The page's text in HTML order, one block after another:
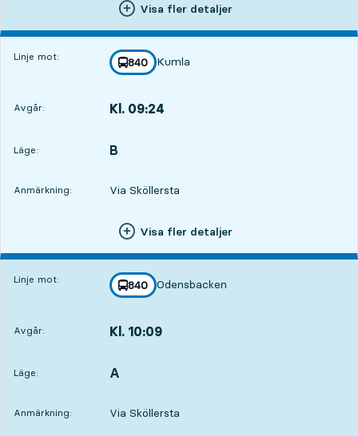
Visa fler detaljer
Linje mot: linje
840
mot
Kumla
,
Avgår: Kl. 09:24
Läge:
LÄGE, B
,
Anmärkning: Via Sköllersta
Visa fler detaljer
Linje mot: linje
840
mot
Odensbacken
,
Avgår: Kl. 10:09
Läge:
LÄGE, A
,
Anmärkning: Via Sköllersta